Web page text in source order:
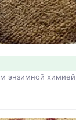
энзимной